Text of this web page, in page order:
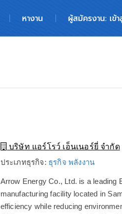
หางาน ผู้สมัครงาน: เข้า
บริษัท แอร์โรว์ เอ็นเนอร์ยี่ จำกัด
ประเภทธุรกิจ: ธุรกิจ พลังงาน
Arrow Energy Co., Ltd. is a leading
manufacturing facility located in
efficiency while reducing